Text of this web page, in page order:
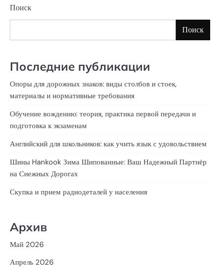
Поиск
Поиск
Последние публикации
Опоры для дорожных знаков: виды столбов и стоек,
материалы и нормативные требования
Обучение вождению: теория, практика первой передачи и
подготовка к экзаменам
Английский для школьников: как учить язык с удовольствием
Шины Hankook Зима Шипованные: Ваш Надежный Партнёр
на Снежных Дорогах
Скупка и прием радиодеталей у населения
Архив
Май 2026
Апрель 2026